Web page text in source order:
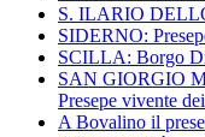
S. ILARIO
SIDERNO:
SCILLA: Borgo
SAN GIORGIO
Presepe vivente
A Bovalino il